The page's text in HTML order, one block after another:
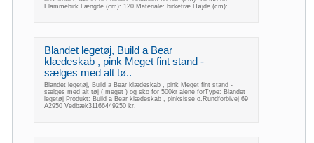
Flammebirk Længde (cm): 120 Materiale: birketræ Højde (cm):
Blandet legetøj, Build a Bear
klædeskab , pink Meget fint stand -
sælges med alt tø..
Blandet legetøj, Build a Bear klædeskab , pink Meget fint stand -
sælges med alt tøj ( meget ) og sko for 500kr alene forType: Blandet
legetøj Produkt: Build a Bear klædeskab , pinksisse o.Rundforbivej 69
A2950 Vedbæk31166449250 kr.